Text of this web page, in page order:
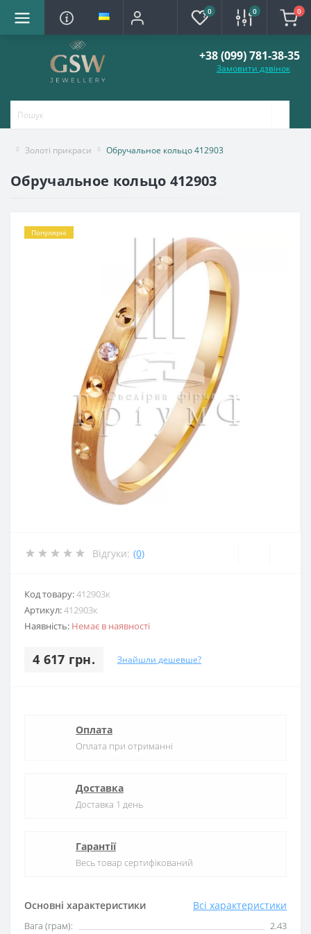
0 0 0
+38 (099) 781-38-35
Замовити дзвінок
Золоті прикраси Обручальное кольцо 412903
Обручальное кольцо 412903
Популярні
Відгуки: (0)
Код товару:412903к
Артикул:412903к
Наявність: Немає в наявності
4 617 грн. Знайшли дешевше?
Основні характеристики Всі характеристики
Вага (грам):
2.43
Оплата
Оплата при отриманні
Доставка
Доставка 1 день
Гарантії
Весь товар сертифікований